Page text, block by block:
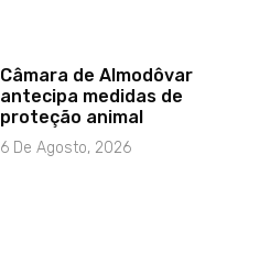
Câmara de Almodôvar
antecipa medidas de
proteção animal
6 De Agosto, 2026